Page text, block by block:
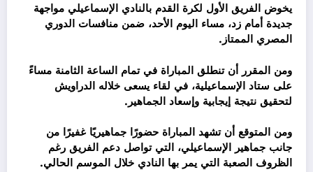
يخوض الفريق الأول لكرة القدم بالنادي الإسماعيلي مواجهة
جديدة أمام زد، مساء اليوم الأحد، ضمن منافسات الدوري
المصري الممتاز.
ومن المقرر أن تنطلق المباراة في تمام الساعة الثامنة مساءً
على ستاد الإسماعيلية، في لقاء يسعى خلاله الدراويش
لتحقيق نتيجة إيجابية وإسعاد الجماهير.
ومن المتوقع أن تشهد المباراة حضورًا جماهيريًا غفيرًا من
جانب جماهير الإسماعيلي، التي تواصل دعم الفريق رغم
الظروف الصعبة التي يمر بها النادي خلال الموسم الحالي.